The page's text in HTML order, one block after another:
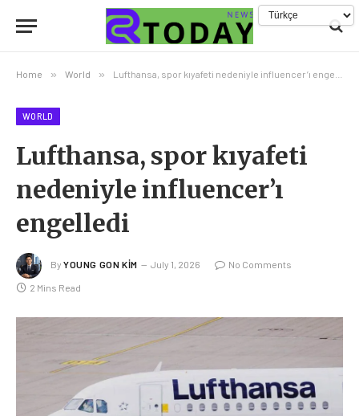
Home » World » Lufthansa, spor kıyafeti nedeniyle influencer’ı engelledi
WORLD
Lufthansa, spor kıyafeti
nedeniyle influencer’ı
engelledi
By YOUNG GON KIM July 1, 2026 No Comments
2 Mins Read